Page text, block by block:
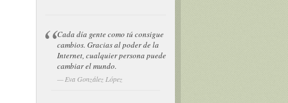
Cada día gente como tú consigue
cambios. Gracias al poder de la
Internet, cualquier persona puede
cambiar el mundo.
Eva González López